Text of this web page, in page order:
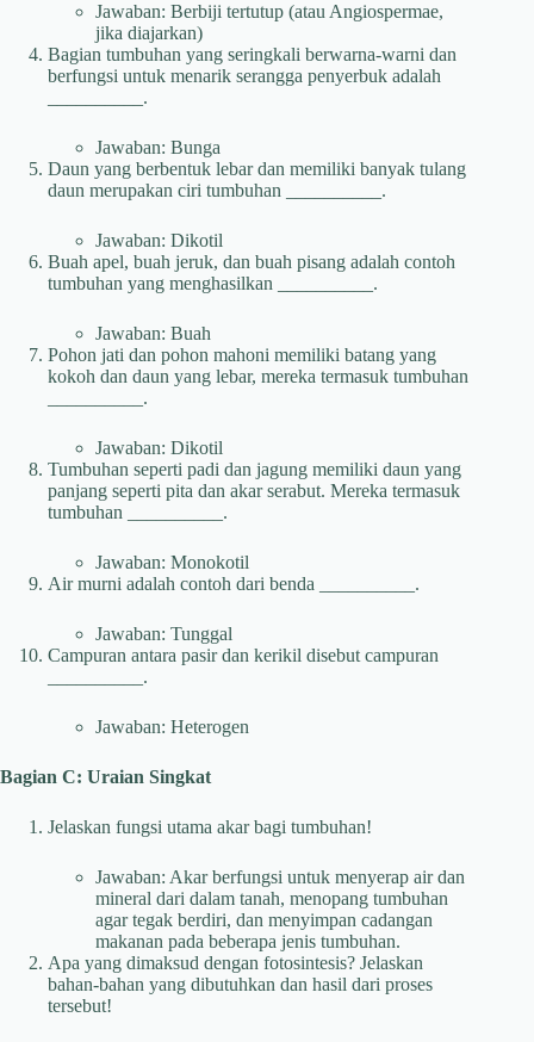
Jawaban: Berbiji tertutup (atau Angiospermae,
jika diajarkan)
Bagian tumbuhan yang seringkali berwarna-warni dan
berfungsi untuk menarik serangga penyerbuk adalah
__________.
Jawaban: Bunga
Daun yang berbentuk lebar dan memiliki banyak tulang
daun merupakan ciri tumbuhan __________.
Jawaban: Dikotil
Buah apel, buah jeruk, dan buah pisang adalah contoh
tumbuhan yang menghasilkan __________.
Jawaban: Buah
Pohon jati dan pohon mahoni memiliki batang yang
kokoh dan daun yang lebar, mereka termasuk tumbuhan
__________.
Jawaban: Dikotil
Tumbuhan seperti padi dan jagung memiliki daun yang
panjang seperti pita dan akar serabut. Mereka termasuk
tumbuhan __________.
Jawaban: Monokotil
Air murni adalah contoh dari benda __________.
Jawaban: Tunggal
Campuran antara pasir dan kerikil disebut campuran
__________.
Jawaban: Heterogen
Bagian C: Uraian Singkat
Jelaskan fungsi utama akar bagi tumbuhan!
Jawaban: Akar berfungsi untuk menyerap air dan
mineral dari dalam tanah, menopang tumbuhan
agar tegak berdiri, dan menyimpan cadangan
makanan pada beberapa jenis tumbuhan.
Apa yang dimaksud dengan fotosintesis? Jelaskan
bahan-bahan yang dibutuhkan dan hasil dari proses
tersebut!